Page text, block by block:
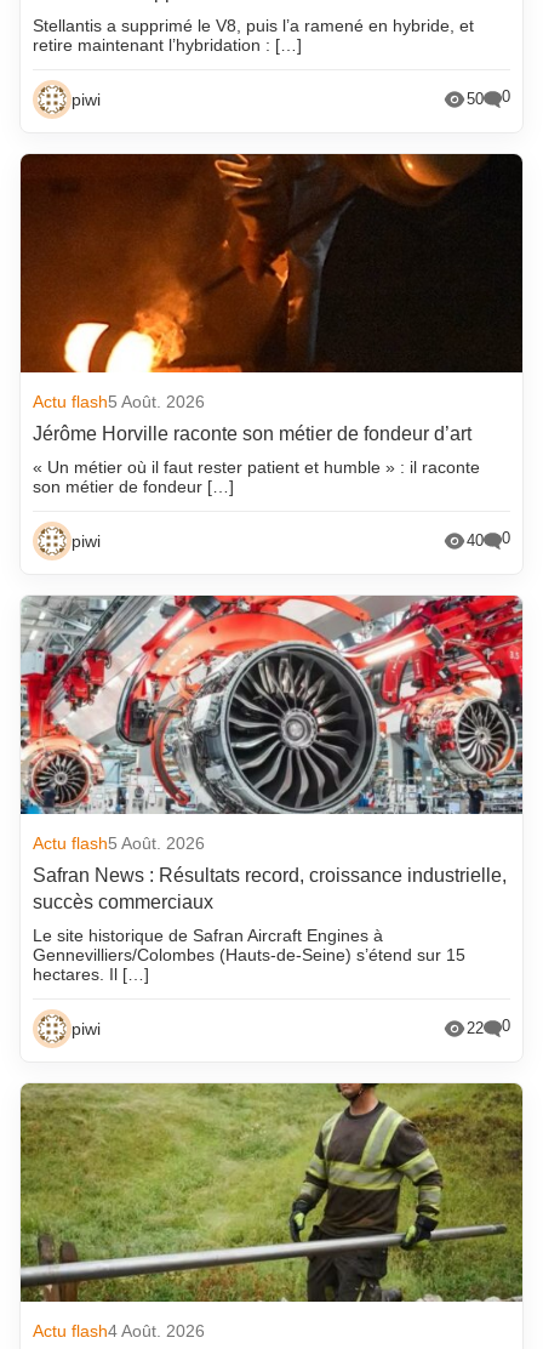
Stellantis a supprimé le V8, puis l’a ramené en hybride, et
retire maintenant l’hybridation : […]
piwi 50 0
Actu flash5 Août. 2026
Jérôme Horville raconte son métier de fondeur d’art
« Un métier où il faut rester patient et humble » : il raconte
son métier de fondeur […]
piwi 40 0
Actu flash5 Août. 2026
Safran News : Résultats record, croissance industrielle,
succès commerciaux
Le site historique de Safran Aircraft Engines à
Gennevilliers/Colombes (Hauts-de-Seine) s’étend sur 15
hectares. Il […]
piwi 22 0
Actu flash4 Août. 2026